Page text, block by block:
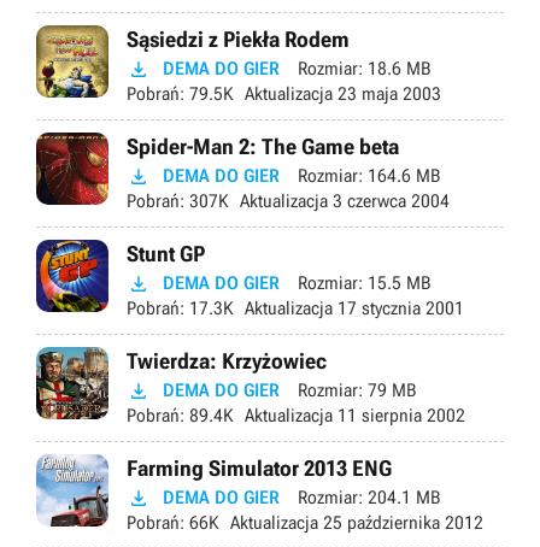
Sąsiedzi z Piekła Rodem
 DEMA DO GIER Rozmiar: 18.6 MB
Pobrań: 79.5K Aktualizacja 23 maja 2003
Spider-Man 2: The Game beta
 DEMA DO GIER Rozmiar: 164.6 MB
Pobrań: 307K Aktualizacja 3 czerwca 2004
Stunt GP
 DEMA DO GIER Rozmiar: 15.5 MB
Pobrań: 17.3K Aktualizacja 17 stycznia 2001
Twierdza: Krzyżowiec
 DEMA DO GIER Rozmiar: 79 MB
Pobrań: 89.4K Aktualizacja 11 sierpnia 2002
Farming Simulator 2013 ENG
 DEMA DO GIER Rozmiar: 204.1 MB
Pobrań: 66K Aktualizacja 25 października 2012